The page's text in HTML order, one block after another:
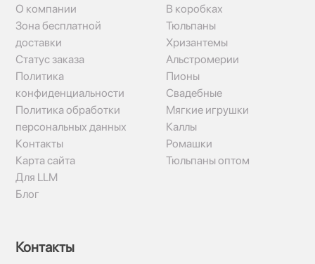
О компании
Зона бесплатной
доставки
Статус заказа
Политика
конфиденциальности
Политика обработки
персональных данных
Контакты
Карта сайта
Для LLM
Блог
В коробках
Тюльпаны
Хризантемы
Альстромерии
Пионы
Свадебные
Мягкие игрушки
Каллы
Ромашки
Тюльпаны оптом
Контакты